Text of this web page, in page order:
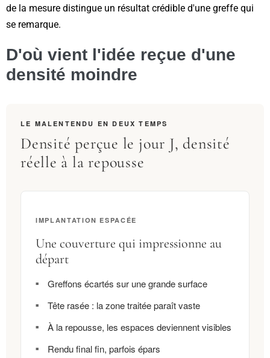
de la mesure distingue un résultat crédible d'une greffe qui
se remarque.
D'où vient l'idée reçue d'une
densité moindre
LE MALENTENDU EN DEUX TEMPS
Densité perçue le jour J, densité
réelle à la repousse
IMPLANTATION ESPACÉE
Une couverture qui impressionne au
départ
Greffons écartés sur une grande surface
Tête rasée : la zone traitée paraît vaste
À la repousse, les espaces deviennent visibles
Rendu final fin, parfois épars